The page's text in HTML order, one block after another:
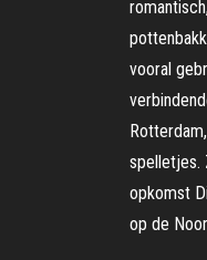
vooral
spelletjes.
opkomst
op de